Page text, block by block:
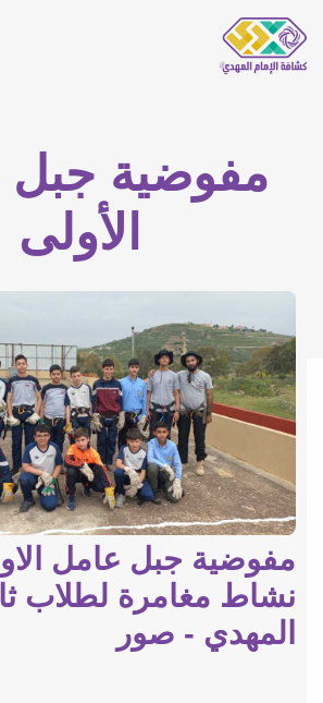
مفوضية جبل
الأولى
مفوضية جبل عامل
نشاط مغامرة لطلاب
المهدي - صور